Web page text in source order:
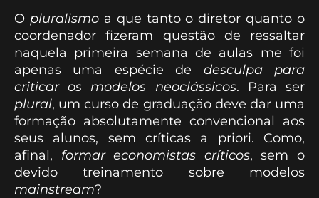
O pluralismoa que tanto o diretor quanto o
coordenador fizeram questão de ressaltar
naquela primeira semana de aulas me foi
apenas uma espécie de desculpa para
criticar os modelos neoclássicos. Para ser
plural, um curso de graduação deve dar uma
formação absolutamente convencional aos
seus alunos, sem críticas a priori. Como,
afinal, formar economistas críticos, sem o
devido treinamento sobre modelos
mainstream?